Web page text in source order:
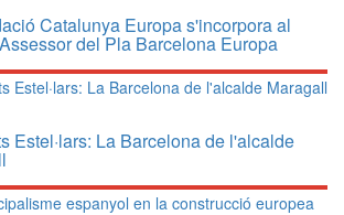
Catalunya Europa s'incorpora al
del Pla Barcelona Europa
Estel·lars: La Barcelona de l'alcalde